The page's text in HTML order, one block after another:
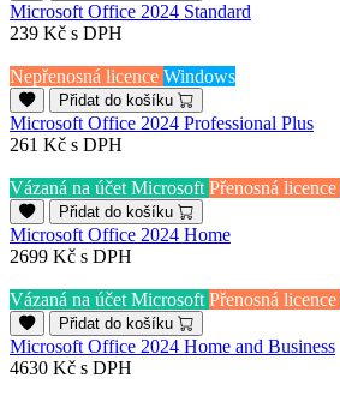
Microsoft Office 2024 Standard
239 Kč s DPH
Nepřenosná licence Windows
Přidat do košíku
Microsoft Office 2024 Professional Plus
261 Kč s DPH
Vázaná na účet Microsoft Přenosná licence
Přidat do košíku
Microsoft Office 2024 Home
2699 Kč s DPH
Vázaná na účet Microsoft Přenosná licence
Přidat do košíku
Microsoft Office 2024 Home and Business
4630 Kč s DPH